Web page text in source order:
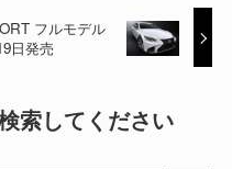
フルモデル
日発売
索してください